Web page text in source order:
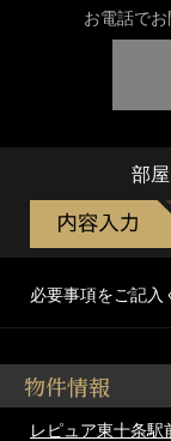
お電話で
部
必要事項をご記入
物件情報
レピュア東十条駅